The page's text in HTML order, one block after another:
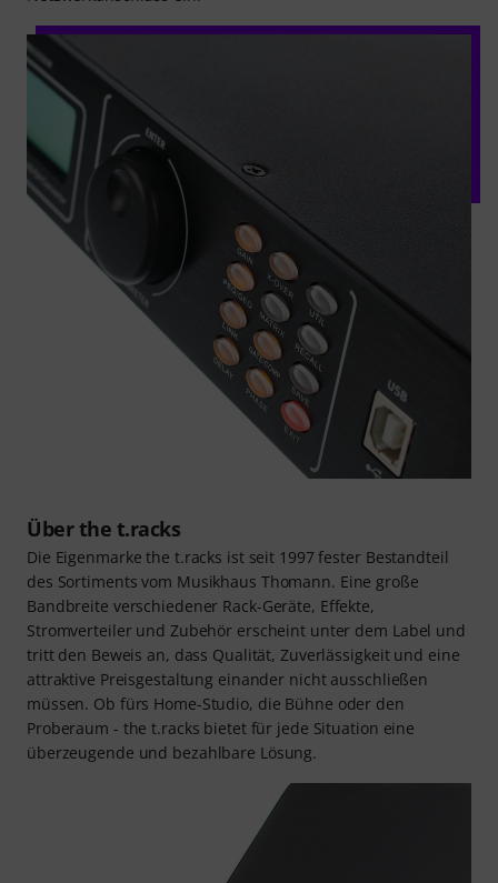
Über the t.racks
Die Eigenmarke the t.racks ist seit 1997 fester Bestandteil
des Sortiments vom Musikhaus Thomann. Eine große
Bandbreite verschiedener Rack-Geräte, Effekte,
Stromverteiler und Zubehör erscheint unter dem Label und
tritt den Beweis an, dass Qualität, Zuverlässigkeit und eine
attraktive Preisgestaltung einander nicht ausschließen
müssen. Ob fürs Home-Studio, die Bühne oder den
Proberaum - the t.racks bietet für jede Situation eine
überzeugende und bezahlbare Lösung.